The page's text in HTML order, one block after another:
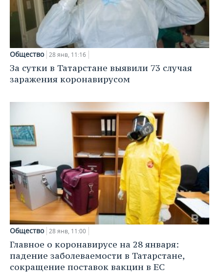
Общество 28 янв, 11:16
За сутки в Татарстане выявили 73 случая
заражения коронавирусом
Общество 28 янв, 11:00
Главное о коронавирусе на 28 января:
падение заболеваемости в Татарстане,
сокращение поставок вакцин в ЕС